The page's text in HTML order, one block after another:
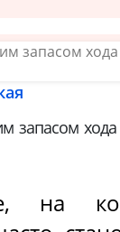
запасом
на